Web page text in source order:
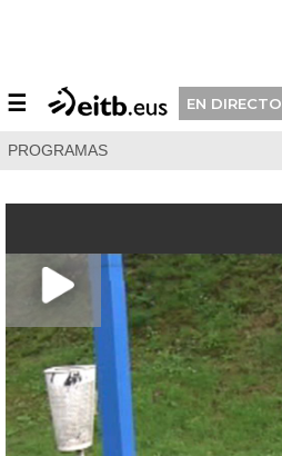
☰ EN DIRECTO
PROGRAMAS